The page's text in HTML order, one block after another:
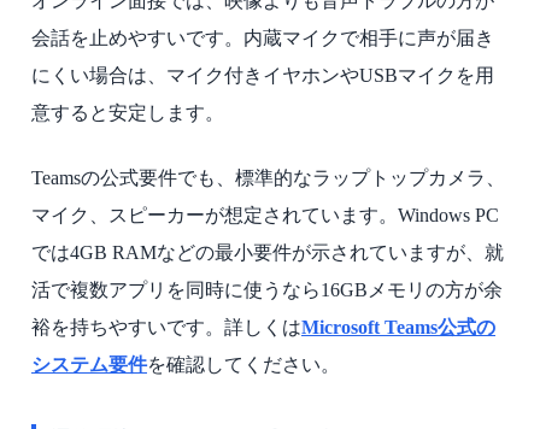
会話を止めやすいです。内蔵マイクで相手に声が届き
にくい場合は、マイク付きイヤホンやUSBマイクを用
意すると安定します。
Teamsの公式要件でも、標準的なラップトップカメラ、
マイク、スピーカーが想定されています。Windows PC
では4GB RAMなどの最小要件が示されていますが、就
活で複数アプリを同時に使うなら16GBメモリの方が余
裕を持ちやすいです。詳しくはMicrosoft Teams公式の
システム要件を確認してください。